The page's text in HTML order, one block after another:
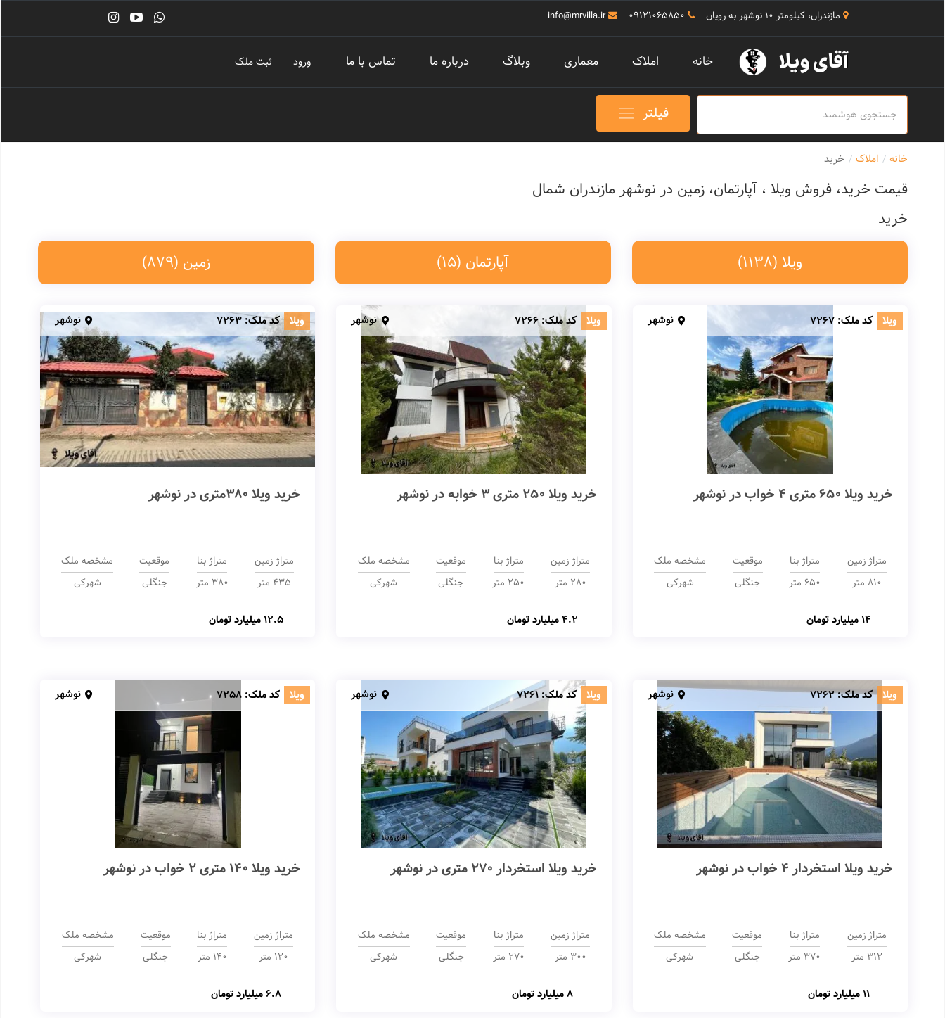
مازندران، کیلومتر 10 نوشهر به رویان 09121065850
info@mrvilla.ir
خانه املاک معماری وبلاگ درباره ما تماس با ما ورود ثبت ملک
فیلتر
خانه املاک خرید
قیمت خرید، فروش ویلا ، آپارتمان، زمین در نوشهر مازندران شمال
خرید
ویلا (1138) آپارتمان (15) زمین (879)
ویلا کد ملک: 7267 نوشهر
خرید ویلا 650 متری 4 خواب در نوشهر
متراژ زمین
810 متر
متراژ بنا
650 متر
موقعیت
جنگلی
مشخصه ملک
شهرکی
14 میلیارد تومان
ویلا کد ملک:7266 نوشهر
خرید ویلا 250 متری 3 خوابه در نوشهر
متراژ زمین
280 متر
متراژ بنا
250 متر
موقعیت
جنگلی
مشخصه ملک
شهرکی
4.2 میلیارد تومان
ویلا کد ملک:7263 نوشهر
خرید ویلا 380متری در نوشهر
متراژ زمین
435 متر
متراژ بنا
380 متر
موقعیت
جنگلی
مشخصه ملک
شهرکی
12.5 میلیارد تومان
ویلا کد ملک:7262 نوشهر
خرید ویلا استخردار 4 خواب در نوشهر
متراژ زمین
312 متر
متراژ بنا
370 متر
موقعیت
جنگلی
مشخصه ملک
شهرکی
11 میلیارد تومان
ویلا کد ملک:7261 نوشهر
خرید ویلا استخردار 270 متری در نوشهر
متراژ زمین
300 متر
متراژ بنا
270 متر
موقعیت
جنگلی
مشخصه ملک
شهرکی
8 میلیارد تومان
ویلا کد ملک: 7258 نوشهر
خرید ویلا 140 متری 2 خواب در نوشهر
متراژ زمین
120 متر
متراژ بنا
140 متر
موقعیت
جنگلی
مشخصه ملک
شهرکی
6.8 میلیارد تومان